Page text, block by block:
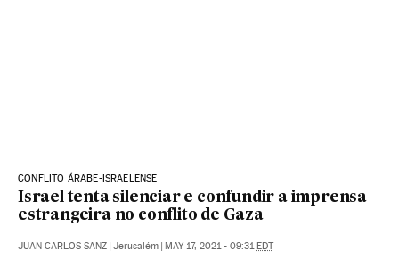
CONFLITO ÁRABE-ISRAELENSE
Israel tenta silenciar e confundir a imprensa
estrangeira no conflito de Gaza
JUAN CARLOS SANZ Jerusalém MAY 17, 2021 - 09:31 EDT